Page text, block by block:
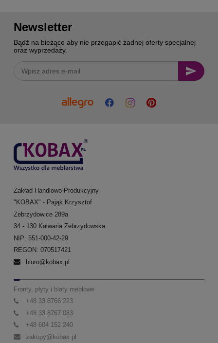
Newsletter
Bądź na bieżąco aby nie przegapić żadnej oferty specjalnej
oraz wyprzedaży.
Zakład Handlowo-Produkcyjny
"KOBAX" - Pająk Krzysztof
Zebrzydowice 289a
34 - 130 Kalwaria Zebrzydowska
NIP: 551-000-42-29
REGON: 070517421
biuro@kobax.pl
Fronty, płyty i blaty meblowe
+48 33 8766 223
+48 33 8767 083
+48 604 152 240
zakupy@kobax.pl